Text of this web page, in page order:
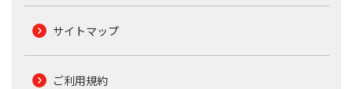
サイトマップ
ご利用規約